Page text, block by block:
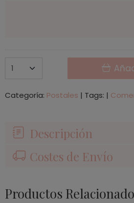
Categoría: Postales | Tags: |
Descripción
Costes de Envío
Productos